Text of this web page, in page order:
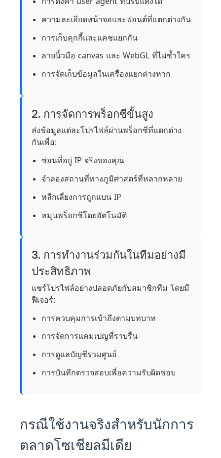
ความละเอียดหน้าจอและฟอนต์ที่แตกต่างกัน
การเก็บคุกกี้และแคชแยกกัน
ลายนิ้วมือ canvas และ WebGL ที่ไม่ซ้ำใคร
การจัดเก็บข้อมูลในเครื่องแยกต่างหาก
2. การจัดการพร็อกซีขั้นสูง
ส่งข้อมูลแต่ละโปรไฟล์ผ่านพร็อกซีที่แตกต่าง
กันเพื่อ:
ซ่อนที่อยู่ IP จริงของคุณ
จำลองสถานที่ทางภูมิศาสตร์ที่หลากหลาย
หลีกเลี่ยงการถูกแบน IP
หมุนพร็อกซีโดยอัตโนมัติ
3. การทำงานร่วมกันในทีมอย่างมี
ประสิทธิภาพ
แชร์โปรไฟล์อย่างปลอดภัยกับสมาชิกทีม โดยมี
ฟีเจอร์:
การควบคุมการเข้าถึงตามบทบาท
การจัดการแคมเปญที่ราบรื่น
การดูแลบัญชีรวมศูนย์
การบันทึกตรวจสอบเพื่อความรับผิดชอบ
กรณีใช้งานจริงสำหรับนักการ
ตลาดโซเชียลมีเดีย